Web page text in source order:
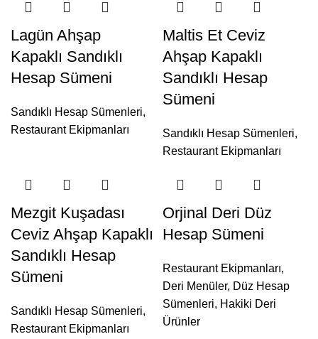
Lagün Ahşap
Kapaklı Sandıklı
Hesap Sümeni
Sandıklı Hesap Sümenleri,
Restaurant Ekipmanları
Maltis Et Ceviz
Ahşap Kapaklı
Sandıklı Hesap
Sümeni
Sandıklı Hesap Sümenleri,
Restaurant Ekipmanları
Mezgit Kuşadası
Ceviz Ahşap Kapaklı
Sandıklı Hesap
Sümeni
Sandıklı Hesap Sümenleri,
Restaurant Ekipmanları
Orjinal Deri Düz
Hesap Sümeni
Restaurant Ekipmanları,
Deri Menüler, Düz Hesap
Sümenleri, Hakiki Deri
Ürünler